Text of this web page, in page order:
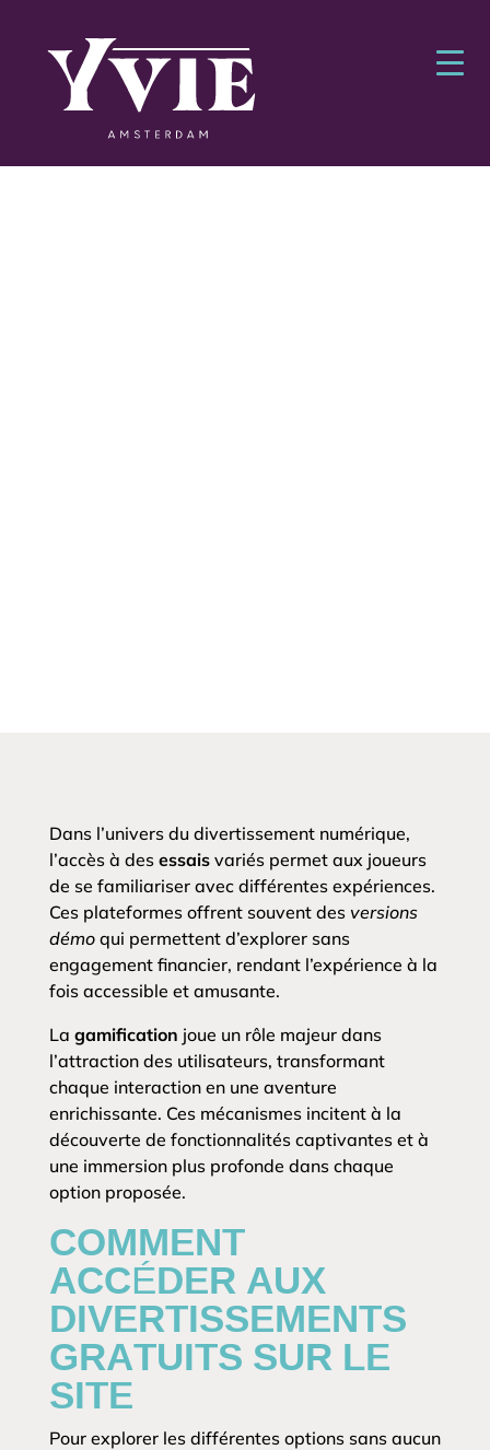
Dans l’univers du divertissement numérique,
l’accès à des essaisvariés permet aux joueurs
de se familiariser avec différentes expériences.
Ces plateformes offrent souvent des versions
démoqui permettent d’explorer sans
engagement financier, rendant l’expérience à la
fois accessible et amusante.
La gamification joue un rôle majeur dans
l’attraction des utilisateurs, transformant
chaque interaction en une aventure
enrichissante. Ces mécanismes incitent à la
découverte de fonctionnalités captivantes et à
une immersion plus profonde dans chaque
option proposée.
COMMENT
ACCÉDER AUX
DIVERTISSEMENTS
GRATUITS SUR LE
SITE
Pour explorer les différentes options sans aucun